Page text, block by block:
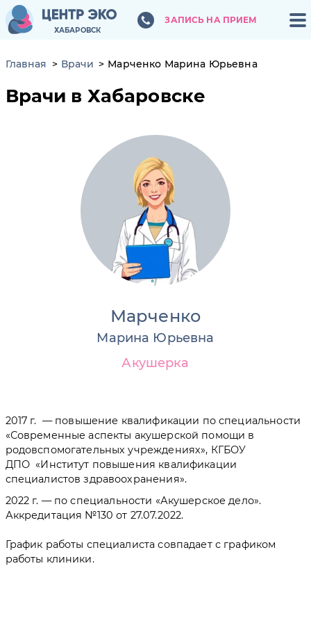
ХАБАРОВСК
ЗАПИСЬ НА ПРИЕМ
ХАБАРОВСК
ЗАПИСЬ НА ПРИЕМ
Главная Врачи Марченко Марина Юрьевна
Врачи в Хабаровске
Марченко
Марина Юрьевна
Акушерка
2017 г. — повышение квалификации по специальности
«Современные аспекты акушерской помощи в
родовспомогательных учреждениях», КГБОУ
ДПО «Институт повышения квалификации
специалистов здравоохранения».
2022 г. — по специальности «Акушерское дело».
Аккредитация №130 от 27.07.2022.
График работы специалиста совпадает с графиком
работы клиники.